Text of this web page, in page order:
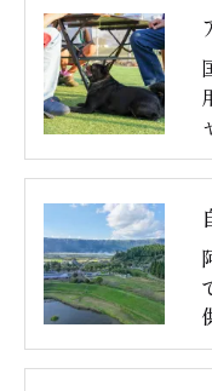
す。
個人情報の開示･
きにつきましては